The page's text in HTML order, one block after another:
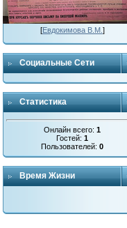
[Евдокимова В.М. ]
Социальные Сети
Статистика
Онлайн всего:1
Гостей:1
Пользователей:0
Время Жизни